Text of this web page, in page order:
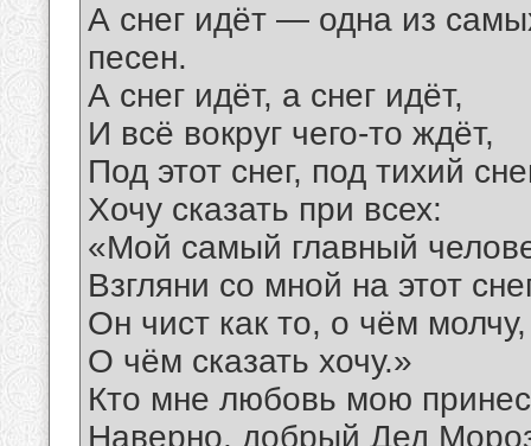
А снег идёт — одна из
песен.
А снег идёт, а снег идёт,
И всё вокруг чего-то ждёт,
Под этот снег, под тихий
Хочу сказать при всех:
«Мой самый главный
Взгляни со мной на этот
Он чист как то, о чём молчу,
О чём сказать хочу.»
Кто мне любовь мою
Наверно, добрый Дед